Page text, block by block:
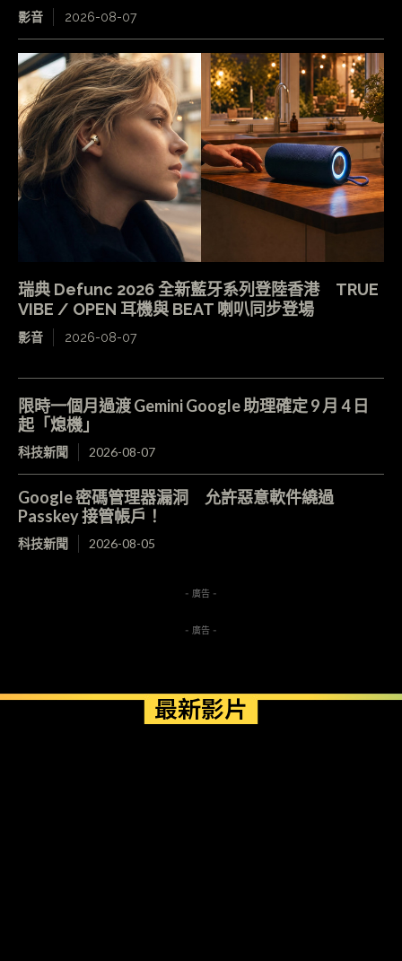
影音 2026-08-07
瑞典 Defunc 2026 全新藍牙系列登陸香港 TRUE
VIBE / OPEN 耳機與 BEAT 喇叭同步登場
影音 2026-08-07
限時一個月過渡 Gemini Google 助理確定 9 月 4 日
起「熄機」
科技新聞 2026-08-07
Google 密碼管理器漏洞 允許惡意軟件繞過
Passkey 接管帳戶！
科技新聞 2026-08-05
- 廣告 -
- 廣告 -
最新影片